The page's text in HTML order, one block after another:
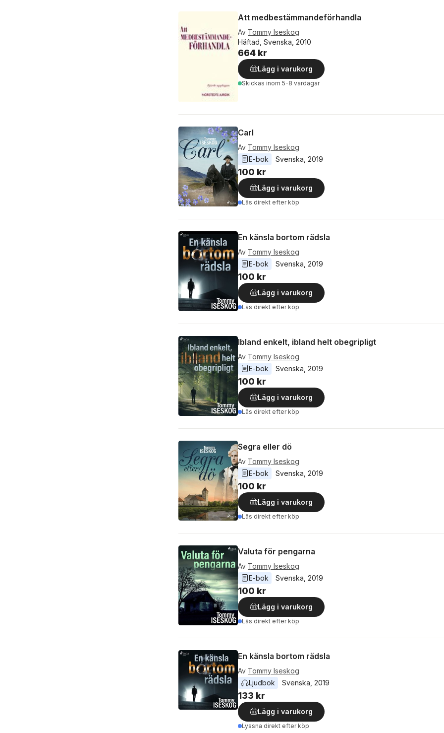
Att medbestämmandeförhandla
Av Tommy Iseskog
Häftad, Svenska, 2010
664 kr
Lägg i varukorg
Skickas inom 5-8 vardagar
Carl
Av Tommy Iseskog
E-bok
Svenska 2019
100 kr
Lägg i varukorg
Läs direkt efter köp
En känsla bortom rädsla
Av Tommy Iseskog
E-bok
Svenska 2019
100 kr
Lägg i varukorg
Läs direkt efter köp
Ibland enkelt, ibland helt obegripligt
Av Tommy Iseskog
E-bok
Svenska 2019
100 kr
Lägg i varukorg
Läs direkt efter köp
Segra eller dö
Av Tommy Iseskog
E-bok
Svenska 2019
100 kr
Lägg i varukorg
Läs direkt efter köp
Valuta för pengarna
Av Tommy Iseskog
E-bok
Svenska 2019
100 kr
Lägg i varukorg
Läs direkt efter köp
En känsla bortom rädsla
Av Tommy Iseskog
Ljudbok
Svenska 2019
133 kr
Lägg i varukorg
Lyssna direkt efter köp